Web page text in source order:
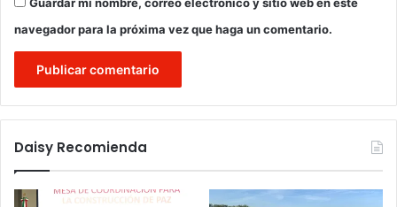
navegador para la próxima vez que haga un comentario.
Daisy Recomienda